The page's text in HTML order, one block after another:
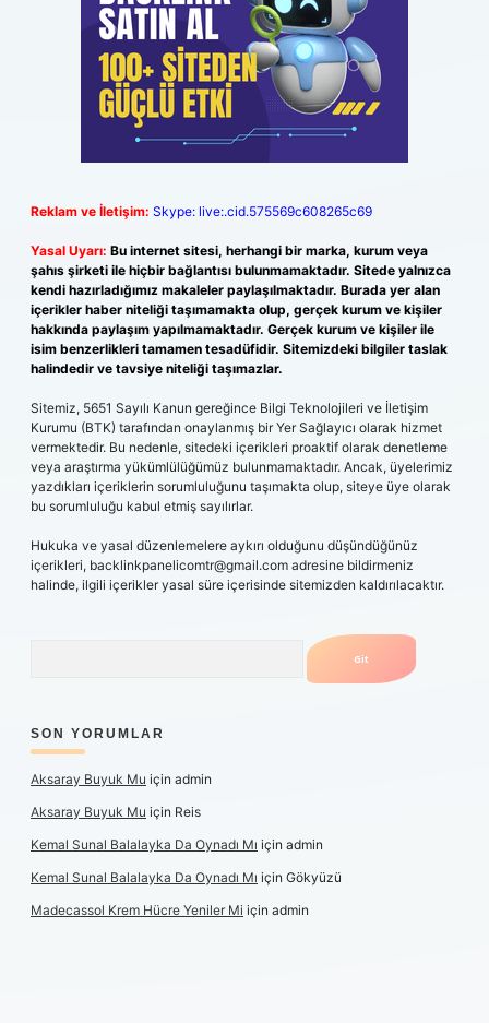
Reklam ve İletişim: Skype: live:.cid.575569c608265c69
Yasal Uyarı: Bu internet sitesi, herhangi bir marka, kurum veya
şahıs şirketi ile hiçbir bağlantısı bulunmamaktadır. Sitede yalnızca
kendi hazırladığımız makaleler paylaşılmaktadır. Burada yer alan
içerikler haber niteliği taşımamakta olup, gerçek kurum ve kişiler
hakkında paylaşım yapılmamaktadır. Gerçek kurum ve kişiler ile
isim benzerlikleri tamamen tesadüfidir. Sitemizdeki bilgiler taslak
halindedir ve tavsiye niteliği taşımazlar.
Sitemiz, 5651 Sayılı Kanun gereğince Bilgi Teknolojileri ve İletişim
Kurumu (BTK) tarafından onaylanmış bir Yer Sağlayıcı olarak hizmet
vermektedir. Bu nedenle, sitedeki içerikleri proaktif olarak denetleme
veya araştırma yükümlülüğümüz bulunmamaktadır. Ancak, üyelerimiz
yazdıkları içeriklerin sorumluluğunu taşımakta olup, siteye üye olarak
bu sorumluluğu kabul etmiş sayılırlar.
Hukuka ve yasal düzenlemelere aykırı olduğunu düşündüğünüz
içerikleri, backlinkpanelicomtr@gmail.com adresine bildirmeniz
halinde, ilgili içerikler yasal süre içerisinde sitemizden kaldırılacaktır.
SON YORUMLAR
Aksaray Buyuk Mu için admin
Aksaray Buyuk Mu için Reis
Kemal Sunal Balalayka Da Oynadı Mı için admin
Kemal Sunal Balalayka Da Oynadı Mı için Gökyüzü
Madecassol Krem Hücre Yeniler Mi için admin